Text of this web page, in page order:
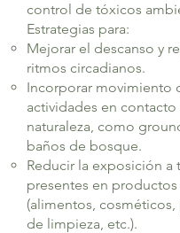
control de tóxicos
Estrategias para:
Mejorar el descanso y
ritmos circadianos.
Incorporar movimiento
actividades en contacto
naturaleza, como
baños de bosque.
Reducir la exposición a
presentes en
(alimentos,
de limpieza, etc.).